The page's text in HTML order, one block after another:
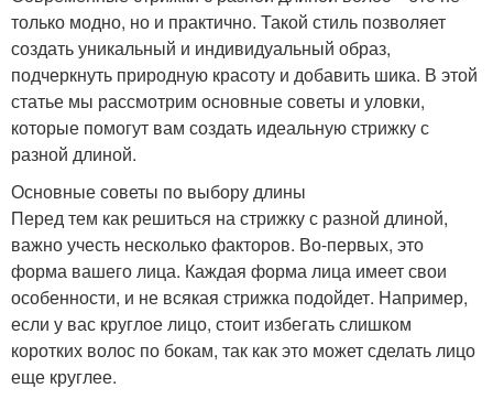
только модно, но и практично. Такой стиль позволяет
создать уникальный и индивидуальный образ,
подчеркнуть природную красоту и добавить шика. В этой
статье мы рассмотрим основные советы и уловки,
которые помогут вам создать идеальную стрижку с
разной длиной.
Основные советы по выбору длины
Перед тем как решиться на стрижку с разной длиной,
важно учесть несколько факторов. Во-первых, это
форма вашего лица. Каждая форма лица имеет свои
особенности, и не всякая стрижка подойдет. Например,
если у вас круглое лицо, стоит избегать слишком
коротких волос по бокам, так как это может сделать лицо
еще круглее.